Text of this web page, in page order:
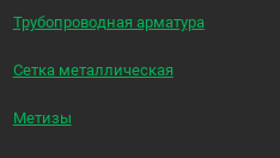
Трубопроводная арматура
Сетка металлическая
Метизы